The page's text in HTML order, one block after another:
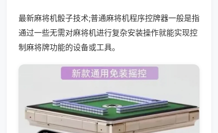
最新麻将机骰子技术;普通麻将机程序控牌器一般是指
通过一些无需对麻将机进行复杂安装操作就能实现控
制麻将牌功能的设备或工具。